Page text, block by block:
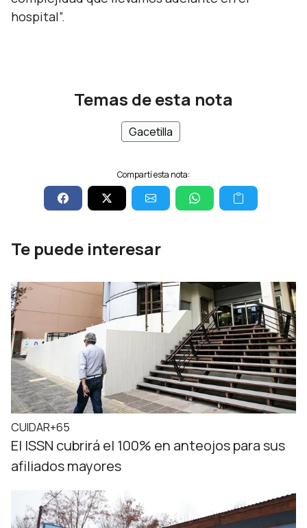
hospital”.
Temas de esta nota
Gacetilla
Compartí esta nota:
Te puede interesar
CUIDAR+65
El ISSN cubrirá el 100% en anteojos para sus
afiliados mayores